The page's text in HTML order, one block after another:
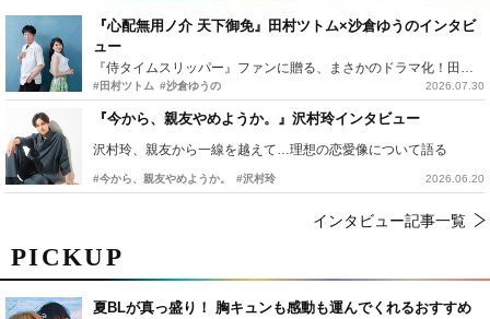
PICKUP
夏BLが真っ盛り！ 胸キュンも感動も運んでくれるおすすめ
『心配無用ノ介 天下御免』田村ツトム×沙倉ゆうのインタビ
ュー
『侍タイムスリッパー』ファンに贈る、まさかのドラマ化！田村ツトム×沙倉ゆうのが語る『心配無用ノ介』撮影秘話
#田村ツトム #沙倉ゆうの 2026.07.30
『今から、親友やめようか。』沢村玲インタビュー
沢村玲、親友から一線を越えて…理想の恋愛像について語る
#今から、親友やめようか。 #沢村玲 2026.06.20
インタビュー記事一覧